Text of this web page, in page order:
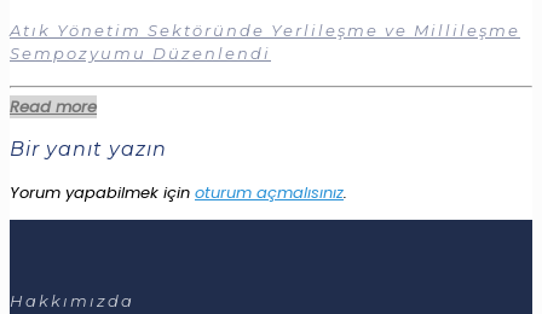
Atık Yönetim Sektöründe Yerlileşme ve Millileşme
Sempozyumu Düzenlendi
Read more
Bir yanıt yazın
Yorum yapabilmek için oturum açmalısınız.
Hakkımızda